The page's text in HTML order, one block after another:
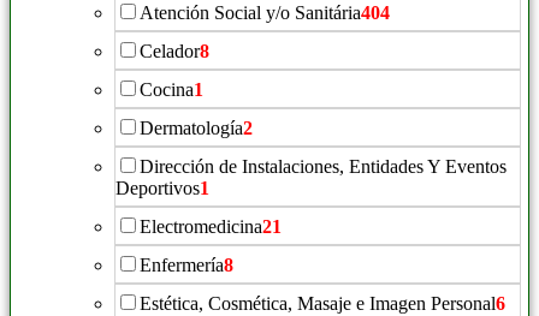
Atención Social y/o Sanitária404
Celador8
Cocina1
Dermatología2
Dirección de Instalaciones, Entidades Y Eventos
Deportivos1
Electromedicina21
Enfermería8
Estética, Cosmética, Masaje e Imagen Personal6